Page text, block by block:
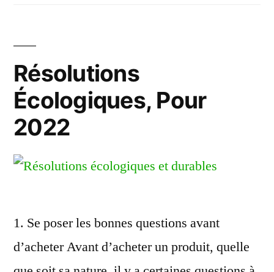
Résolutions
Écologiques, Pour
2022
1. Se poser les bonnes questions avant
d’acheter Avant d’acheter un produit, quelle